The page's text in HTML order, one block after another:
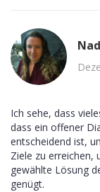
Ich sehe, dass
dass ein offener
entscheidend ist,
Ziele zu erreichen,
gewählte Lösung
genügt.